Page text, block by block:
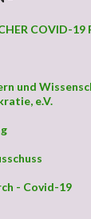
COVID-19
und
e.V.
- Covid-19